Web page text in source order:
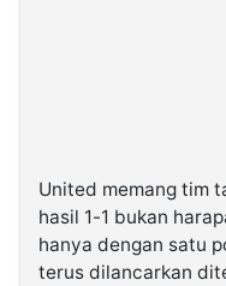
United memang tim
hasil 1-1 bukan
hanya dengan satu
terus dilancarkan